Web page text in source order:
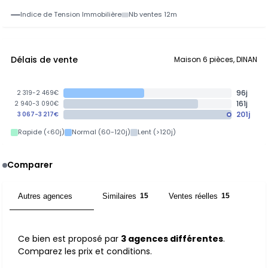
Indice de Tension Immobilière Nb ventes 12m
Délais de vente Maison 6 pièces, DINAN
2 319-2 469€ 96j
2 940-3 090€ 161j
3 067-3 217€ 201j
Rapide (<60j) Normal (60-120j) Lent (>120j)
Comparer
Autres agences Similaires 15 Ventes réelles 15
Ce bien est proposé par 3 agences différentes.
Comparez les prix et conditions.